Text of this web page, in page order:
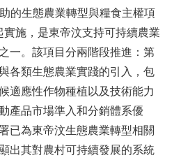
的生態農業轉型與糧食主權項
施，是東帝汶支持可持續農業
一。該項目分兩階段推進：第
各類生態農業實踐的引入，包
適應性作物種植以及技術能力
產品市場準入和分銷體系優
已為東帝汶生態農業轉型相關
出其對農村可持續發展的系統